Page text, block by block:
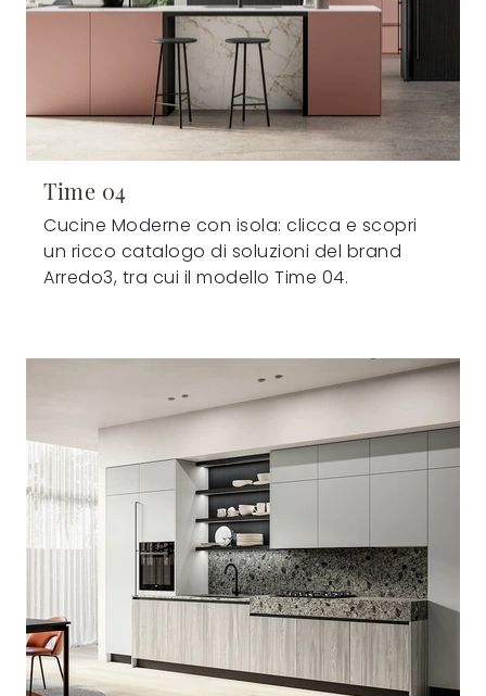
Time 04
Cucine Moderne con isola: clicca e scopri
un ricco catalogo di soluzioni del brand
Arredo3, tra cui il modello Time 04.